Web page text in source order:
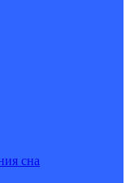
сна